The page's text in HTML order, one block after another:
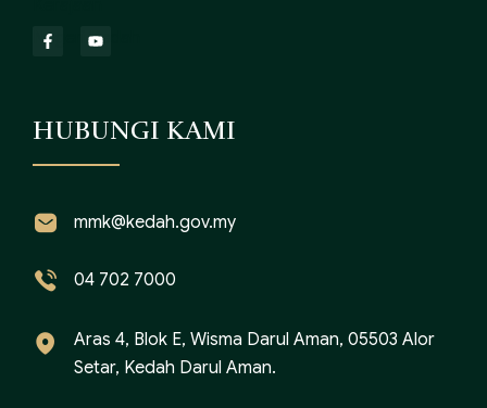
HUBUNGI KAMI
mmk@kedah.gov.my
04 702 7000
Aras 4, Blok E, Wisma Darul Aman, 05503 Alor
Setar, Kedah Darul Aman.